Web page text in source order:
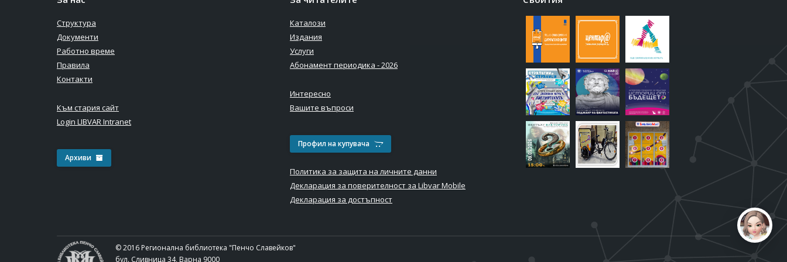
Структура
Документи
Работно време
Правила
Контакти
Към стария сайт
Login LIBVAR Intranet
Архиви
Каталози
Издания
Услуги
Абонамент периодика - 2026
Интересно
Вашите въпроси
Профил на купувача
Политика за защита на личните данни
Декларация за поверителност за Libvar Mobile
Декларация за достъпност
© 2016 Регионална библиотека "Пенчо Славейков"
бул. Сливница 34, Варна 9000